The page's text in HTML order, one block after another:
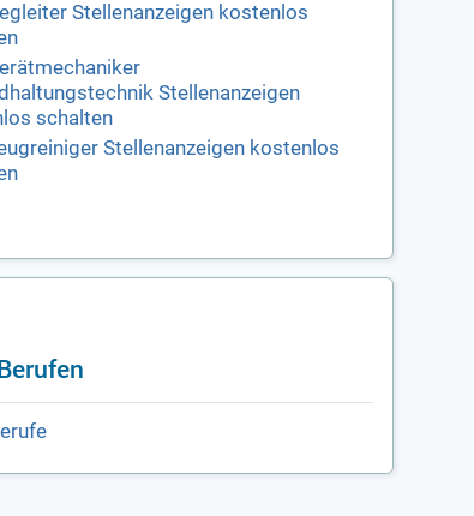
Stellenanzeigen kostenlos
Stellenanzeigen
schalten
Stellenanzeigen kostenlos